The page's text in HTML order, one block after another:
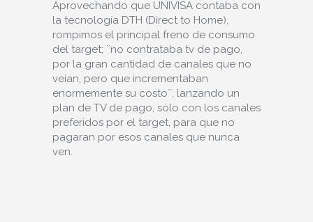
Aprovechando que UNIVISA contaba con
la tecnología DTH (Direct to Home),
rompimos el principal freno de consumo
del target; ``no contrataba tv de pago,
por la gran cantidad de canales que no
veían, pero que incrementaban
enormemente su costo``, lanzando un
plan de TV de pago, sólo con los canales
preferidos por el target, para que no
pagaran por esos canales que nunca
ven.